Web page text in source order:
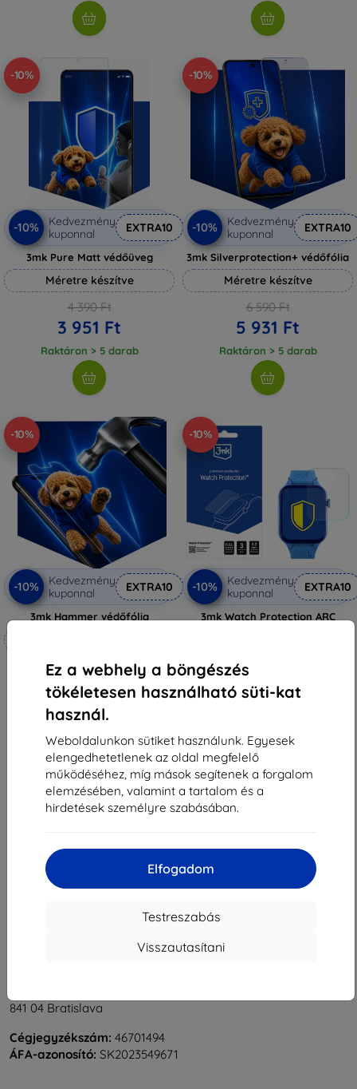
Ez a webhely a böngészés
tökéletesen használható süti-kat
használ.
Weboldalunkon sütiket használunk. Egyesek
elengedhetetlenek az oldal megfelelő
működéséhez, míg mások segítenek a forgalom
elemzésében, valamint a tartalom és a
hirdetések személyre szabásában.
Elfogadom
Testreszabás
Visszautasítani
-10%
-10%
Kedvezmény
kuponnal
EXTRA10
3mk Pure Matt védőüveg
Méretre készítve
4 390 Ft
3 951 Ft
Raktáron > 5 darab
-10%
-10%
Kedvezmény
kuponnal
EXTRA10
3mk Silverprotection+ védőfólia
Méretre készítve
6 590 Ft
5 931 Ft
Raktáron > 5 darab
-10%
-10%
Kedvezmény
kuponnal
EXTRA10
3mk Hammer védőfólia
6 990 Ft
6 291 Ft
Raktáron 4 darab
-10%
-10%
Kedvezmény
kuponnal
EXTRA10
3mk Watch Protection ARC
3 230 Ft
Raktáron > 5 darab
Összes találat6.
841 04 Bratislava
Cégjegyzékszám: 46701494
ÁFA-azonosító: SK2023549671